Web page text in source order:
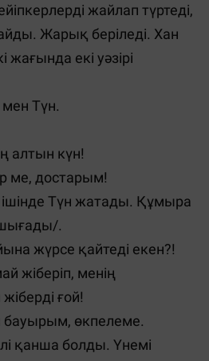
жайлап түртеді,
Жарық беріледі. Хан
екі уәзірі
Түн.
алтын күн!
ме, достарым!
Түн жатады. Құмыра
/.
жүрсе қайтеді екен?!
жіберіп, менің
ғой!
өкпелеме.
қанша болды. Үнемі